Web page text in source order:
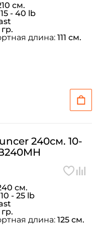
см.
15 - 40 lb
длина: 111 см.
240см. 10-
см.
10 - 25 lb
длина: 125 см.